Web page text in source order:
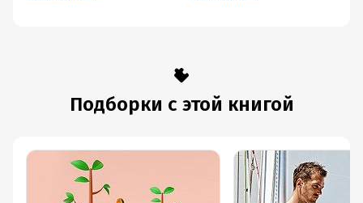
Подборки с этой книгой